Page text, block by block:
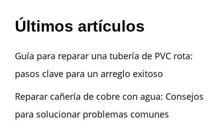
Últimos artículos
Guía para reparar una tubería de PVC rota:
pasos clave para un arreglo exitoso
Reparar cañería de cobre con agua: Consejos
para solucionar problemas comunes